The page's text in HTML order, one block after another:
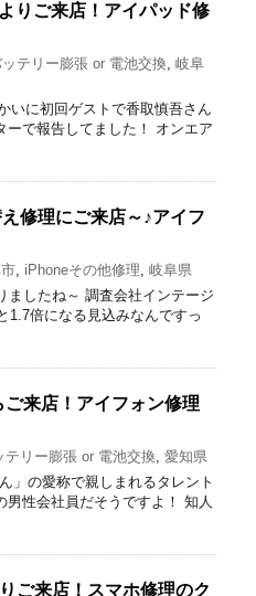
りご来店！アイパッド修
テリー膨張 or 電池交換, 岐阜
いに初回ゲストで香取慎吾さん
で報告してました！ オンエア
修理にご来店～♪アイフ
, iPhoneその他修理, 岐阜県
ましたね～ 調査会社インテージ
1.7倍になる見込みなんですっ
来店！アイフォン修理
テリー膨張 or 電池交換, 愛知県
」の愛称で親しまれるタレント
性会社員だそうですよ！ 知人
ご来店！スマホ修理のク